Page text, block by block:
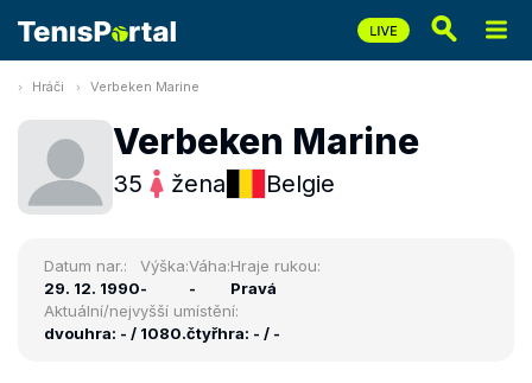
Hráči Verbeken Marine
Verbeken Marine
35 žena Belgie
Datum nar.:
29. 12. 1990
Výška:
-
Váha:
-
Hraje rukou:
Pravá
Aktuální/nejvyšší umístění:
dvouhra: - / 1080.čtyřhra: - / -